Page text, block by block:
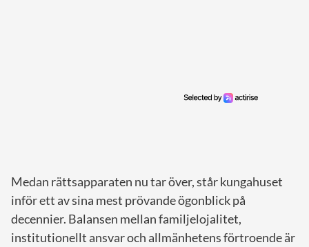
Medan rättsapparaten nu tar över, står kungahuset
inför ett av sina mest prövande ögonblick på
decennier. Balansen mellan familjelojalitet,
institutionellt ansvar och allmänhetens förtroende är